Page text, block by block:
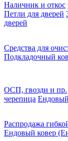
Наличник и откос
Петли для дверей
дверей
Средства для
Подкладочный
ОСП, гвозди и пр.
черепица
Распродажа
Ендовый ковер